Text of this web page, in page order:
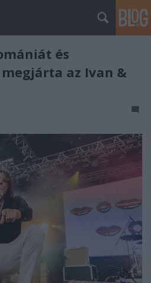
és
az Ivan &